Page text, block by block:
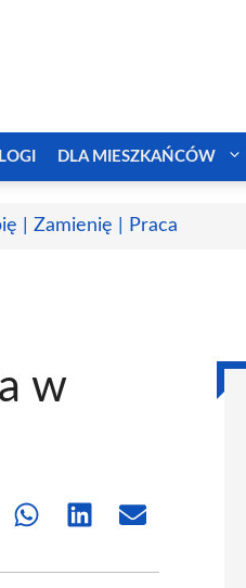
DLA MIESZKAŃCÓW
| Zamienię | Praca
w
Share Share Share